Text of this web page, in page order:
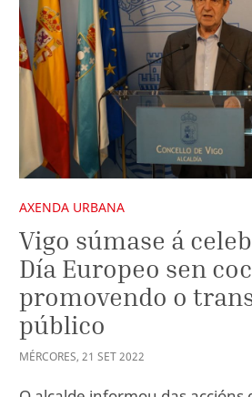
AXENDA URBANA
Vigo súmase á
Día Europeo sen
promovendo o
público
MÉRCORES, 21 SET2022